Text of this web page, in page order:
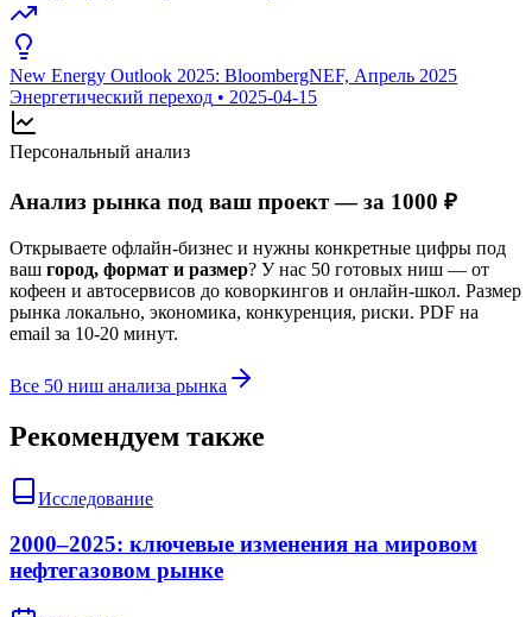
New Energy Outlook 2025: BloombergNEF, Апрель 2025
Энергетический переход • 2025-04-15
Персональный анализ
Анализ рынка под ваш проект — за 1000 ₽
Открываете офлайн-бизнес и нужны конкретные цифры под
ваш город, формат и размер? У нас 50 готовых ниш — от
кофеен и автосервисов до коворкингов и онлайн-школ. Размер
рынка локально, экономика, конкуренция, риски. PDF на
email за 10-20 минут.
Все 50 ниш анализа рынка
Рекомендуем также
Исследование
2000–2025: ключевые изменения на мировом
нефтегазовом рынке